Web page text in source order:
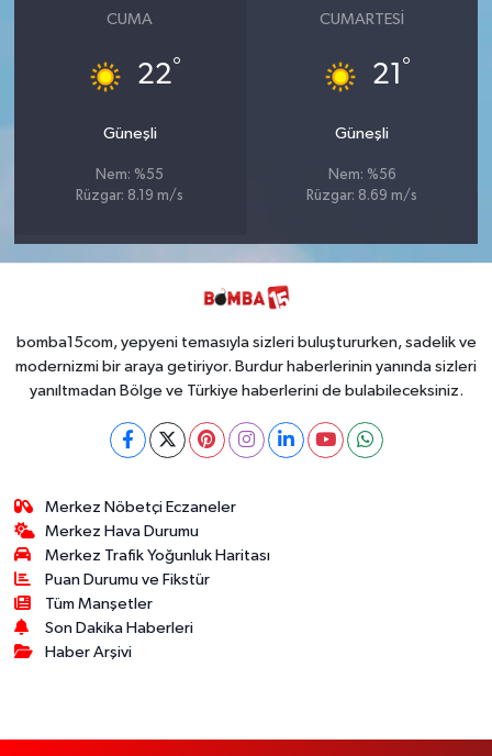
CUMA
22°
Güneşli
Nem: %55
Rüzgar: 8.19 m/s
CUMARTESI
21 °
Güneşli
Nem: %56
Rüzgar: 8.69 m/s
bomba15com, yepyeni temasıyla sizleri buluştururken, sadelik ve
modernizmi bir araya getiriyor. Burdur haberlerinin yanında sizleri
yanıltmadan Bölge ve Türkiye haberlerini de bulabileceksiniz.
Merkez Nöbetçi Eczaneler
Merkez Hava Durumu
Merkez Trafik Yoğunluk Haritası
Puan Durumu ve Fikstür
Tüm Manşetler
Son Dakika Haberleri
Haber Arşivi